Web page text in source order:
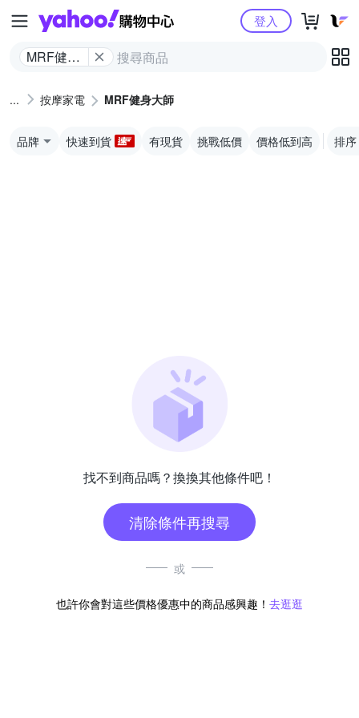
Yahoo購物中心
MRF健身
登入
按摩家電 MRF健身大師
品牌 快速到貨 有現貨 挑戰低價 價格低到高 排序
找不到商品嗎？換換其他條件吧！
清除條件再搜尋
或
也許你會對這些價格優惠中的商品感興趣！ 去逛逛